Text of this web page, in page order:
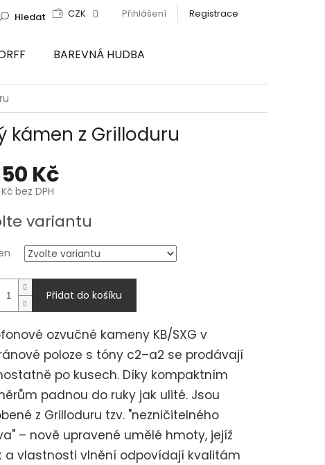
CZK Přihlášení Registrace
Hledat
BAREVNÁ HUDBA
kámen z Grilloduru
Kč
bez DPH
variantu
Přidat do košíku
ozvučné kameny KB/SXG v
poloze s tóny c2–a2 se prodávají
po kusech. Díky kompaktním
padnou do ruky jak ulité. Jsou
z Grilloduru tzv. "nezničitelného
– nově upravené umělé hmoty, jejíž
a vlastnosti vlnění odpovídají kvalitám